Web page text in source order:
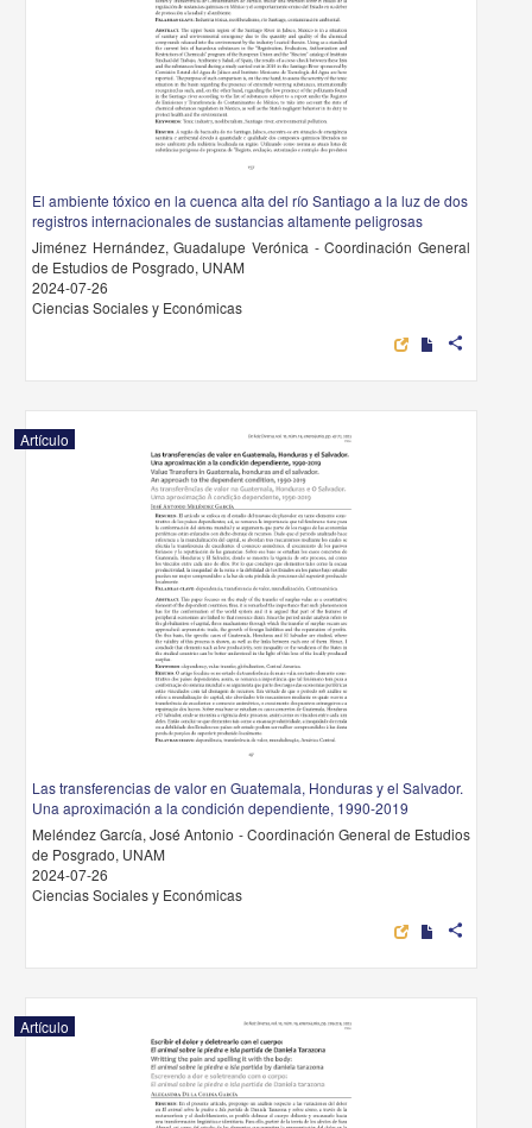
El ambiente tóxico en la cuenca alta del río Santiago a la luz de dos
registros internacionales de sustancias altamente peligrosas
Jiménez Hernández, Guadalupe Verónica - Coordinación General
de Estudios de Posgrado, UNAM
2024-07-26
Ciencias Sociales y Económicas
share
Artículo
Las transferencias de valor en Guatemala, Honduras y el Salvador.
Una aproximación a la condición dependiente, 1990-2019
Meléndez García, José Antonio - Coordinación General de Estudios
de Posgrado, UNAM
2024-07-26
Ciencias Sociales y Económicas
share
Artículo